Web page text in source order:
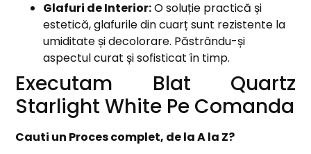
Glafuri de Interior:O soluție practică și
estetică, glafurile din cuarț sunt rezistente la
umiditate și decolorare. Păstrându-și
aspectul curat și sofisticat în timp.
Executam Blat Quartz
Starlight White Pe Comanda
Cauti un Proces complet, de la A la Z?